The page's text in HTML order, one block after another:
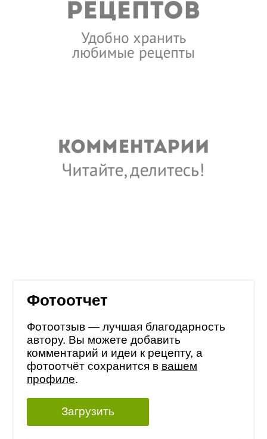
Фотоотчет
Фотоотзыв — лучшая благодарность
автору. Вы можете добавить
комментарий и идеи к рецепту, а
фотоотчёт сохранится в вашем
профиле.
Загрузить